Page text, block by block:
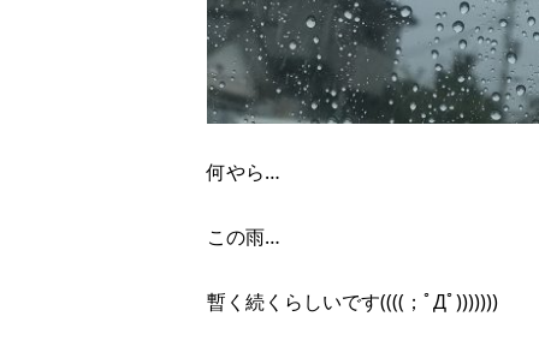
何やら…
この雨…
暫く続くらしいです((((；ﾟДﾟ)))))))